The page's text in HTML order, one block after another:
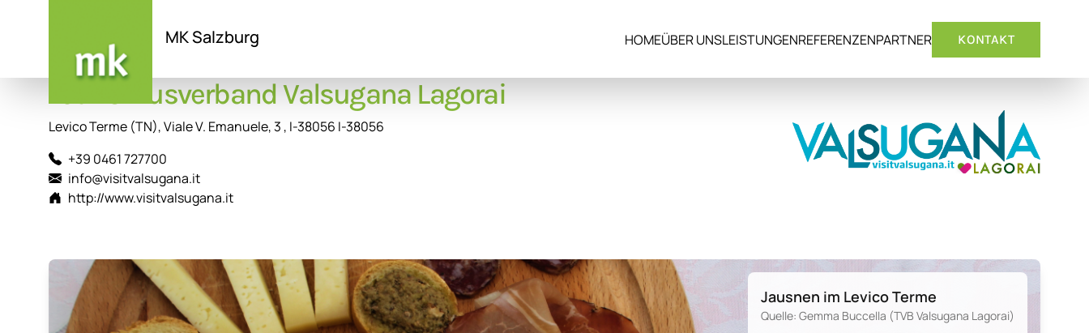
MK Salzburg HOMEÜBER UNSLEISTUNGENREFERENZENPARTNER KONTAKT
Tourismusverband Valsugana Lagorai
Levico Terme (TN), Viale V. Emanuele, 3 , I-38056 I-38056
+39 0461 727700
info@visitvalsugana.it
http://www.visitvalsugana.it
Jausnen im Levico Terme
Quelle: Gemma Buccella (TVB Valsugana Lagorai)